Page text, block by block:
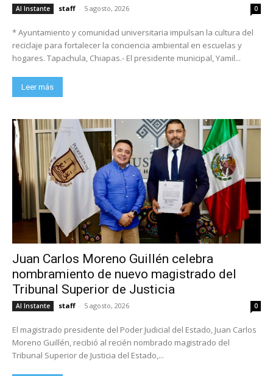
Al Instante staff - 5 agosto, 2026 0
* Ayuntamiento y comunidad universitaria impulsan la cultura del
reciclaje para fortalecer la conciencia ambiental en escuelas y
hogares. Tapachula, Chiapas.- El presidente municipal, Yamil...
Leer más
Juan Carlos Moreno Guillén celebra
nombramiento de nuevo magistrado del
Tribunal Superior de Justicia
Al Instante staff - 5 agosto, 2026 0
El magistrado presidente del Poder Judicial del Estado, Juan Carlos
Moreno Guillén, recibió al recién nombrado magistrado del
Tribunal Superior de Justicia del Estado,...